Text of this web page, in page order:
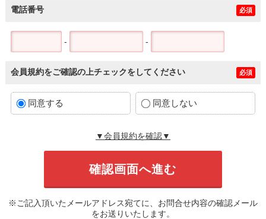
電話番号 必須
- -
会員規約をご確認の上チェックをしてください 必須
同意する 同意しない
▼会員規約を確認▼
※ご記入頂いたメールアドレス宛てに、お問合せ内容の確認メール
をお送りいたします。